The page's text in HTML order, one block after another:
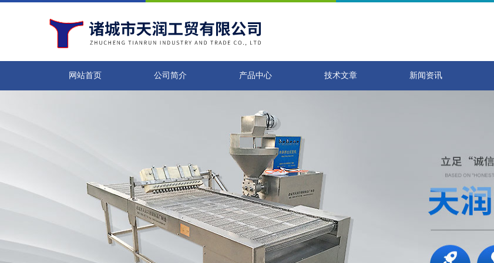
网站首页 公司简介 产品中心 技术文章 新闻资讯